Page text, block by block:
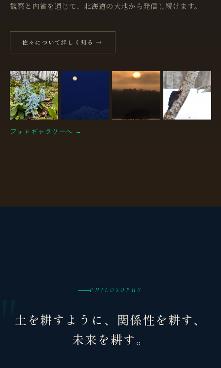
観察と内省を通じて、北海道の大地から発信し続けます。
佐々について詳しく知る →
フォトギャラリーへ →
PHILOSOPHY
土を耕すように、関係性を耕す、
未来を耕す。